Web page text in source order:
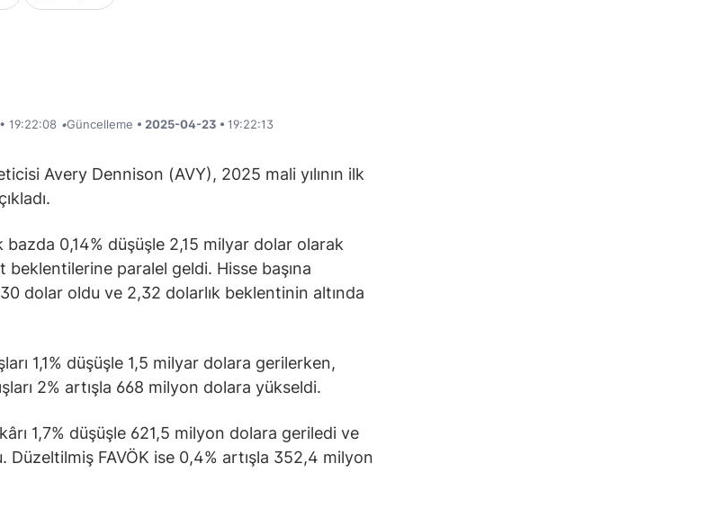
• 19:22:08 •Güncelleme • 2025-04-23 • 19:22:13
Avery Dennison (AVY), 2025 mali yılının ilk
bazda 0,14% düşüşle 2,15 milyar dolar olarak
beklentilerine paralel geldi. Hisse başına
dolar oldu ve 2,32 dolarlık beklentinin altında
1,1% düşüşle 1,5 milyar dolara gerilerken,
2% artışla 668 milyon dolara yükseldi.
1,7% düşüşle 621,5 milyon dolara geriledi ve
Düzeltilmiş FAVÖK ise 0,4% artışla 352,4 milyon